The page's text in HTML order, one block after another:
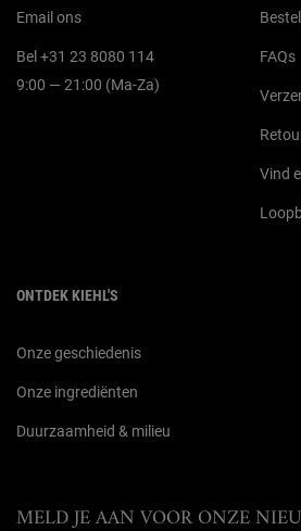
Email ons
Bel +31 23 8080 114
9:00 — 21:00 (Ma-Za)
FAQs
Vind
ONTDEK KIEHL'S
Onze geschiedenis
Onze ingrediënten
Duurzaamheid & milieu
MELD JE AAN VOOR ONZE